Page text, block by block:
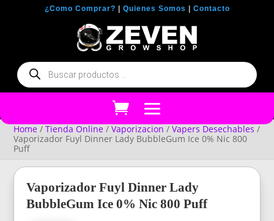
¿Como Comprar? Quienes Somos Contacto
Búsqueda
de
productos
Home /Tienda Online /Vaporizacion /Vapers Desechables /
Vaporizador Fuyl Dinner Lady BubbleGum Ice 0% Nic 800
Puff
Vaporizador Fuyl Dinner Lady
BubbleGum Ice 0% Nic 800 Puff